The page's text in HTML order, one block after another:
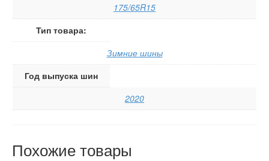
175/65R15
Тип товара:
Зимние шины
Год выпуска шин
2020
Похожие товары